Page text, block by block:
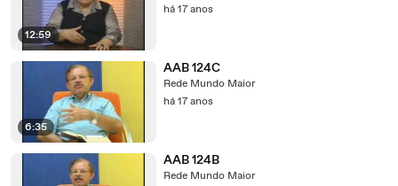
12:59
há 17 anos
6:35
AAB 124C
Rede Mundo Maior
há 17 anos
AAB 124B
Rede Mundo Maior